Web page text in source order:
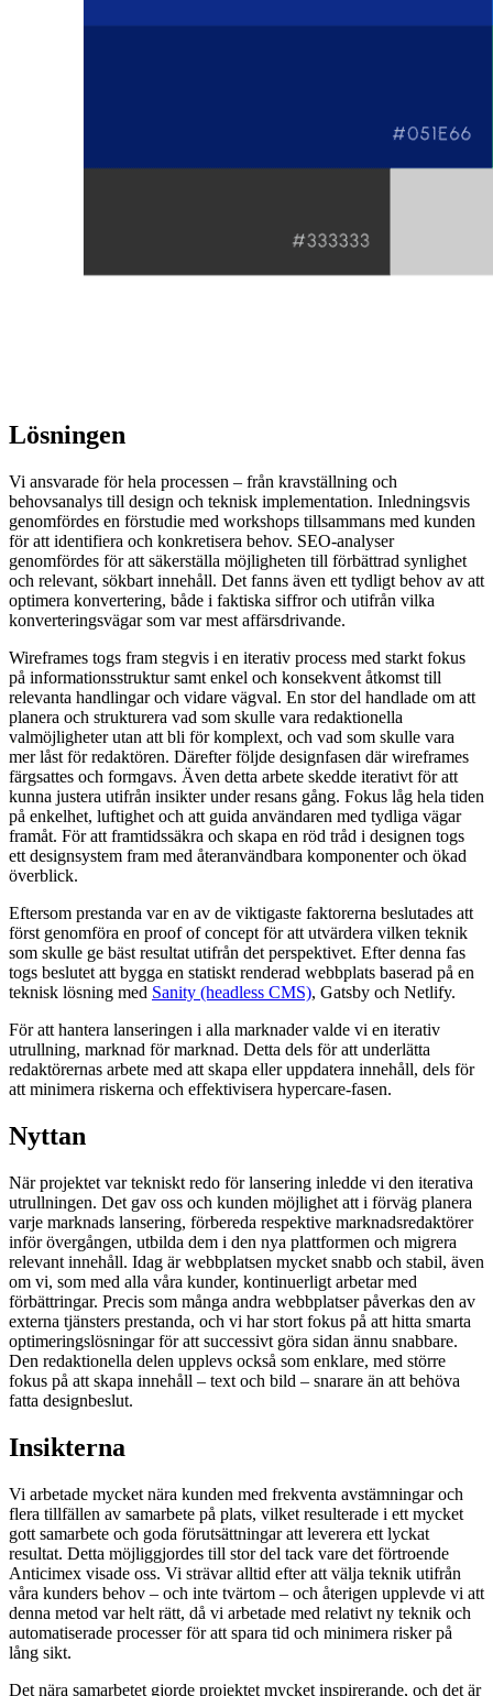
Lösningen
Vi ansvarade för hela processen – från kravställning och
behovsanalys till design och teknisk implementation. Inledningsvis
genomfördes en förstudie med workshops tillsammans med kunden
för att identifiera och konkretisera behov. SEO-analyser
genomfördes för att säkerställa möjligheten till förbättrad synlighet
och relevant, sökbart innehåll. Det fanns även ett tydligt behov av att
optimera konvertering, både i faktiska siffror och utifrån vilka
konverteringsvägar som var mest affärsdrivande.
Wireframes togs fram stegvis i en iterativ process med starkt fokus
på informationsstruktur samt enkel och konsekvent åtkomst till
relevanta handlingar och vidare vägval. En stor del handlade om att
planera och strukturera vad som skulle vara redaktionella
valmöjligheter utan att bli för komplext, och vad som skulle vara
mer låst för redaktören. Därefter följde designfasen där wireframes
färgsattes och formgavs. Även detta arbete skedde iterativt för att
kunna justera utifrån insikter under resans gång. Fokus låg hela tiden
på enkelhet, luftighet och att guida användaren med tydliga vägar
framåt. För att framtidssäkra och skapa en röd tråd i designen togs
ett designsystem fram med återanvändbara komponenter och ökad
överblick.
Eftersom prestanda var en av de viktigaste faktorerna beslutades att
först genomföra en proof of concept för att utvärdera vilken teknik
som skulle ge bäst resultat utifrån det perspektivet. Efter denna fas
togs beslutet att bygga en statiskt renderad webbplats baserad på en
teknisk lösning med Sanity (headless CMS), Gatsby och Netlify.
För att hantera lanseringen i alla marknader valde vi en iterativ
utrullning, marknad för marknad. Detta dels för att underlätta
redaktörernas arbete med att skapa eller uppdatera innehåll, dels för
att minimera riskerna och effektivisera hypercare-fasen.
Nyttan
När projektet var tekniskt redo för lansering inledde vi den iterativa
utrullningen. Det gav oss och kunden möjlighet att i förväg planera
varje marknads lansering, förbereda respektive marknadsredaktörer
inför övergången, utbilda dem i den nya plattformen och migrera
relevant innehåll. Idag är webbplatsen mycket snabb och stabil, även
om vi, som med alla våra kunder, kontinuerligt arbetar med
förbättringar. Precis som många andra webbplatser påverkas den av
externa tjänsters prestanda, och vi har stort fokus på att hitta smarta
optimeringslösningar för att successivt göra sidan ännu snabbare.
Den redaktionella delen upplevs också som enklare, med större
fokus på att skapa innehåll – text och bild – snarare än att behöva
fatta designbeslut.
Insikterna
Vi arbetade mycket nära kunden med frekventa avstämningar och
flera tillfällen av samarbete på plats, vilket resulterade i ett mycket
gott samarbete och goda förutsättningar att leverera ett lyckat
resultat. Detta möjliggjordes till stor del tack vare det förtroende
Anticimex visade oss. Vi strävar alltid efter att välja teknik utifrån
våra kunders behov – och inte tvärtom – och återigen upplevde vi att
denna metod var helt rätt, då vi arbetade med relativt ny teknik och
automatiserade processer för att spara tid och minimera risker på
lång sikt.
Det nära samarbetet gjorde projektet mycket inspirerande, och det är